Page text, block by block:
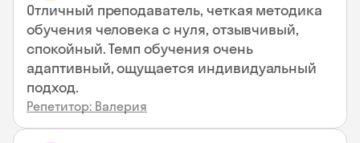
Отличный преподаватель, четкая методика
обучения человека с нуля, отзывчивый,
спокойный. Темп обучения очень
адаптивный, ощущается индивидуальный
подход.
Репетитор: Валерия